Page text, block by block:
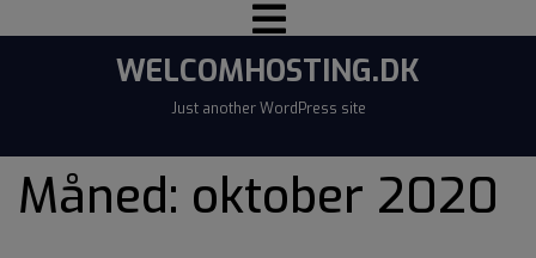
WELCOMHOSTING.DK
Just another WordPress site
Måned: oktober 2020